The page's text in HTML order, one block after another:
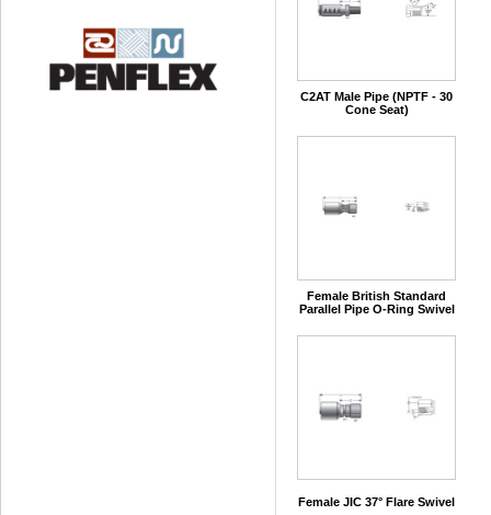
C2AT Male Pipe (NPTF - 30
Cone Seat)
Female British Standard
Parallel Pipe O-Ring Swivel
Female JIC 37° Flare Swivel